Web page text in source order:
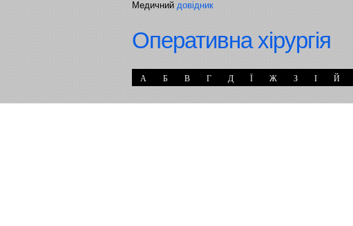
Медичнийдовідник
Оперативна хірургія
А Б В Г Д Ї Ж З І Й